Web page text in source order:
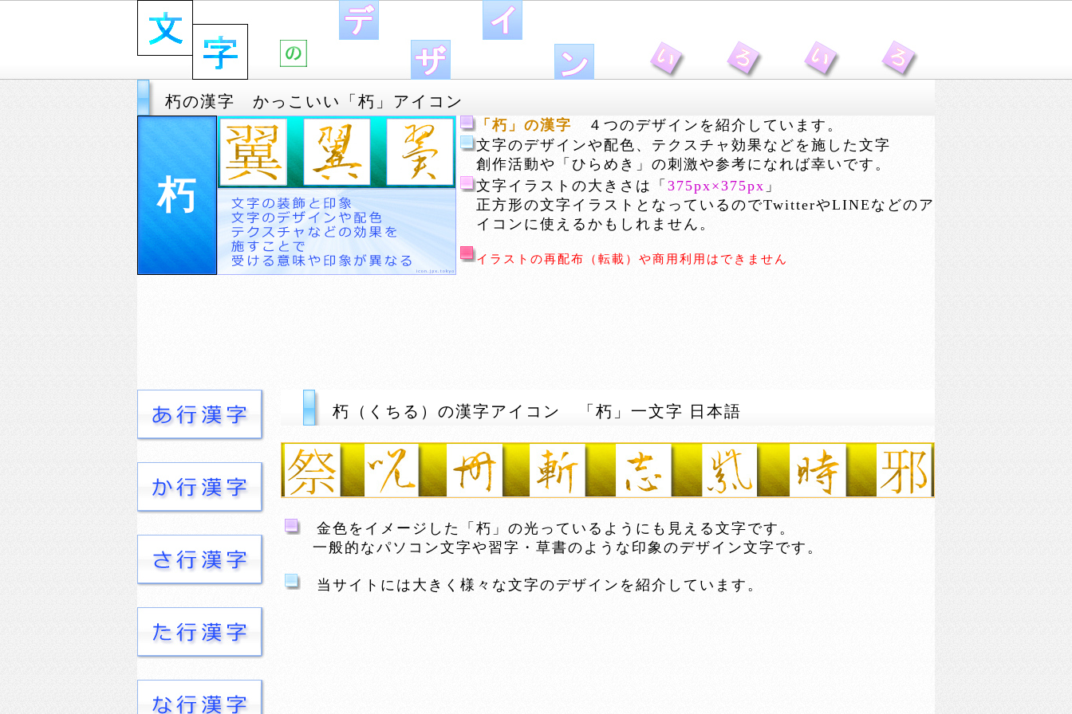
朽の漢字 かっこいい「朽」アイコン
朽
「朽」の漢字 ４つのデザインを紹介しています。
文字のデザインや配色、テクスチャ効果などを施した文字
創作活動や「ひらめき」の刺激や参考になれば幸いです。
文字イラストの大きさは「 375px×375px 」
正方形の文字イラストとなっているのでTwitterやLINEなどのア
イコンに使えるかもしれません。
イラストの再配布（転載）や商用利用はできません
朽（くちる）の漢字アイコン 「朽」一文字 日本語
金色をイメージした「朽」の光っているようにも見える文字です。
一般的なパソコン文字や習字・草書のような印象のデザイン文字です。
当サイトには大きく様々な文字のデザインを紹介しています。